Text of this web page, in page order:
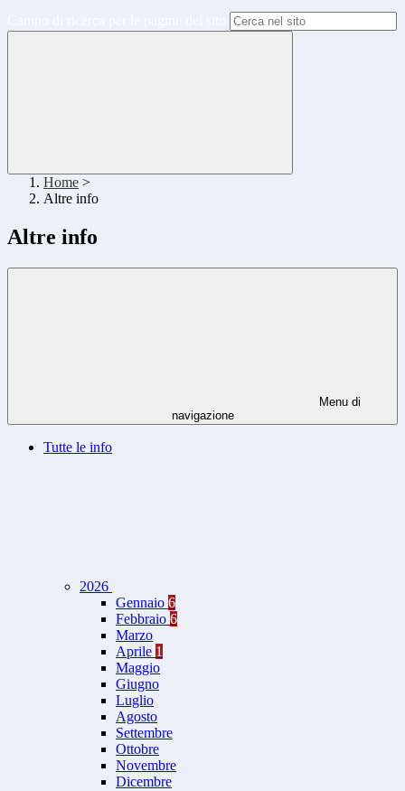
Home >
Altre info
Altre info
Menu di
navigazione
Tutte le info
2026
Gennaio 6
Febbraio 6
Marzo
Aprile 1
Maggio
Giugno
Luglio
Agosto
Settembre
Ottobre
Novembre
Dicembre